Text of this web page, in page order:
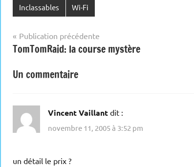
Inclassables Wi-Fi
Navigation
de
l’article
Publication précédente
TomTomRaid: la course mystère
Un commentaire
Vincent Vaillant dit :
novembre 11, 2005 à 3:52 pm
un détail le prix ?